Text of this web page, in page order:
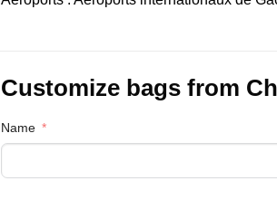
Customize bags from
Name